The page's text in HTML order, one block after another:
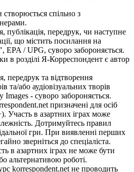
спільно з
публікація, передрук, чи наступне
що містить посилання на
EPA / UPG, суворо забороняється.
в розділі Я-Корреспондент є автор
передрук та відтворення
та/або аудіовізуальних творів
Images - суворо забороняється.
призначені для осіб
Участь в азартних іграх може
Дотримуйтесь правил
гри. При виявленні перших
зверніться до спеціаліста.
в азартних іграх не може бути
альтернативою роботі.
korrespondent.net не проводить